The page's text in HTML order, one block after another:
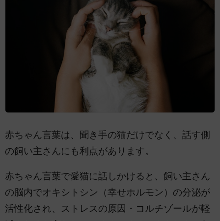
赤ちゃん言葉は、聞き手の猫だけでなく、話す側
の飼い主さんにも利点があります。
赤ちゃん言葉で愛猫に話しかけると、飼い主さん
の脳内でオキシトシン（幸せホルモン）の分泌が
活性化され、ストレスの原因・コルチゾールが軽